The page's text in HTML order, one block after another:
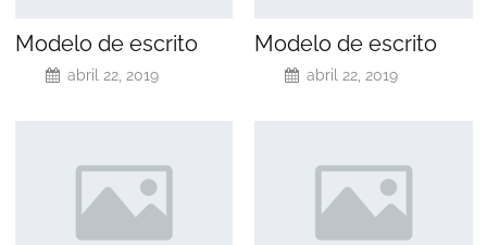
Modelo de escrito
abril 22, 2019
Modelo de escrito
abril 22, 2019